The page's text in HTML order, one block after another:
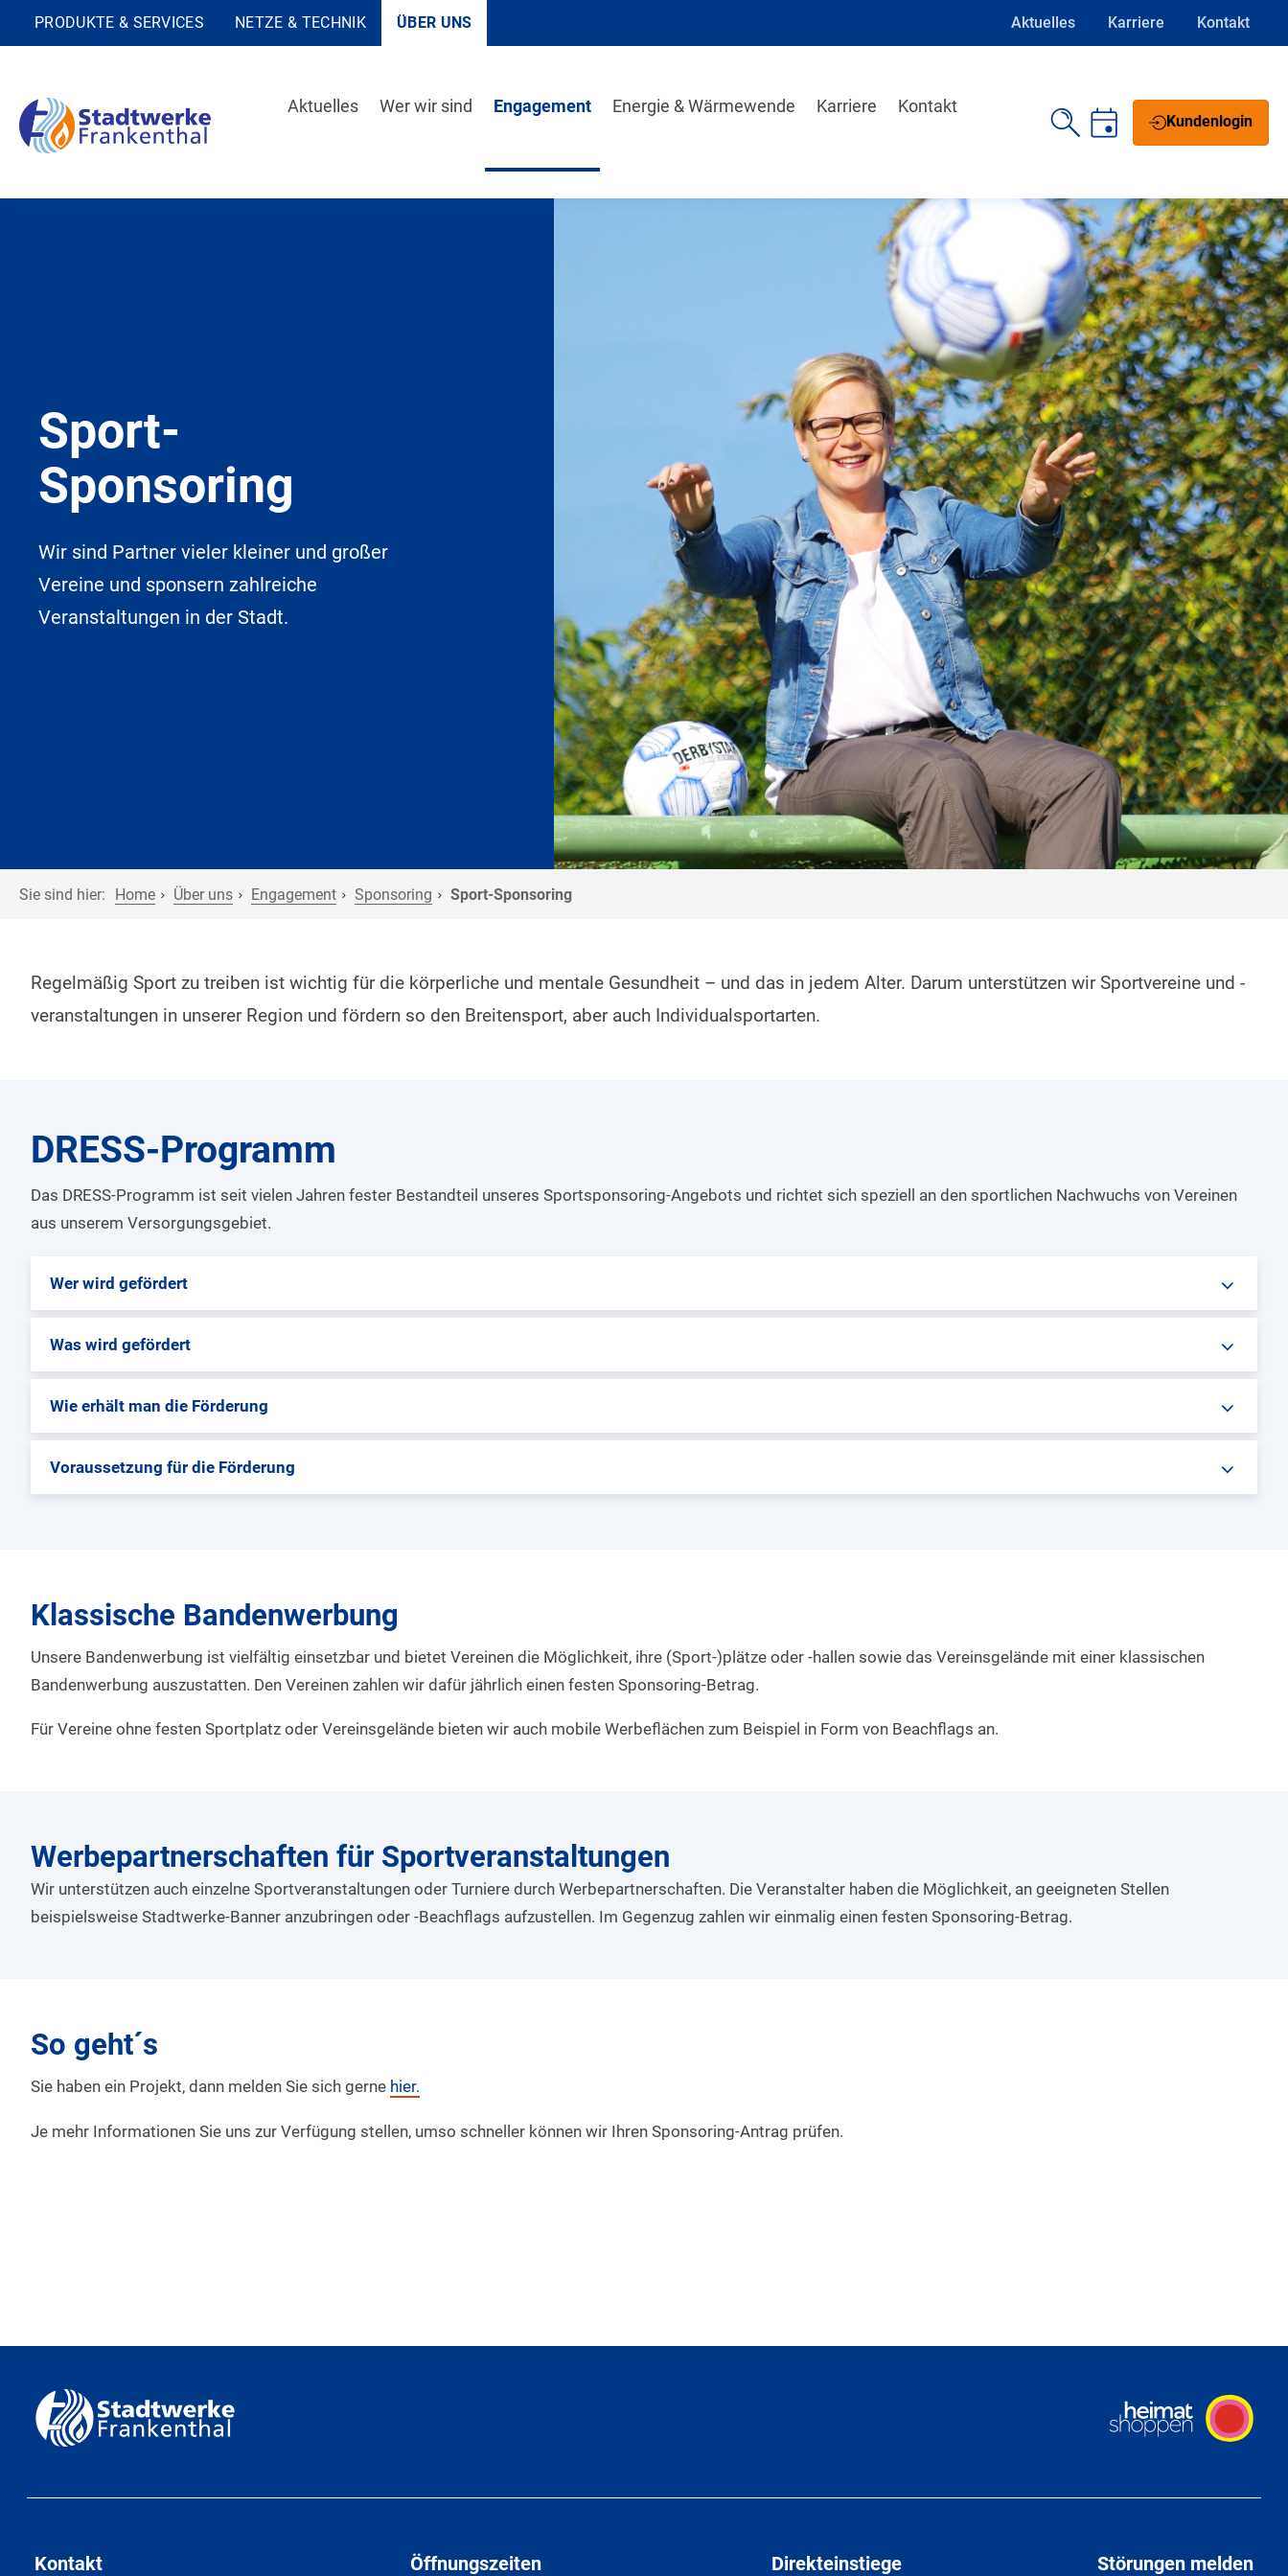
PRODUKTE & SERVICES NETZE & TECHNIK ÜBER UNS Aktuelles Karriere Kontakt
Aktuelles Wer wir sind Engagement Energie & Wärmewende Karriere Kontakt
Kundenlogin
Sport-
Sponsoring
Wir sind Partner vieler kleiner und großer
Vereine und sponsern zahlreiche
Veranstaltungen in der Stadt.
Sie sind hier: Home Über uns Engagement Sponsoring Sport-Sponsoring
Regelmäßig Sport zu treiben ist wichtig für die körperliche und mentale Gesundheit – und das in jedem Alter. Darum unterstützen wir Sportvereine und -
veranstaltungen in unserer Region und fördern so den Breitensport, aber auch Individualsportarten.
DRESS-Programm
Das DRESS-Programm ist seit vielen Jahren fester Bestandteil unseres Sportsponsoring-Angebots und richtet sich speziell an den sportlichen Nachwuchs von Vereinen
aus unserem Versorgungsgebiet.
Wer wird gefördert
Was wird gefördert
Wie erhält man die Förderung
Voraussetzung für die Förderung
Klassische Bandenwerbung
Unsere Bandenwerbung ist vielfältig einsetzbar und bietet Vereinen die Möglichkeit, ihre (Sport-)plätze oder -hallen sowie das Vereinsgelände mit einer klassischen
Bandenwerbung auszustatten. Den Vereinen zahlen wir dafür jährlich einen festen Sponsoring-Betrag.
Für Vereine ohne festen Sportplatz oder Vereinsgelände bieten wir auch mobile Werbeflächen zum Beispiel in Form von Beachflags an.
Werbepartnerschaften für Sportveranstaltungen
Wir unterstützen auch einzelne Sportveranstaltungen oder Turniere durch Werbepartnerschaften. Die Veranstalter haben die Möglichkeit, an geeigneten Stellen
beispielsweise Stadtwerke-Banner anzubringen oder -Beachflags aufzustellen. Im Gegenzug zahlen wir einmalig einen festen Sponsoring-Betrag.
So geht´s
Sie haben ein Projekt, dann melden Sie sich gerne hier.
Je mehr Informationen Sie uns zur Verfügung stellen, umso schneller können wir Ihren Sponsoring-Antrag prüfen.
Kontakt Öffnungszeiten Direkteinstiege Störungen melden
Schrift vergrößern
Schrift verkleinern
Wortabstand vergrößern
Wortabstand verkleinern
Zeilenabstand vergrößern
Zeilenabstand verkleinern
Graustufen
Großer Mauszeiger
Lesehilfe
Links unterstreichen
Animationen ausschalten
Hoher Kontrast